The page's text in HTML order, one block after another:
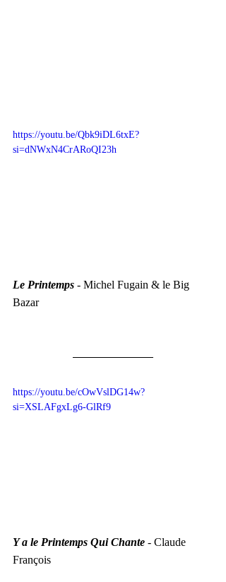
https://youtu.be/Qbk9iDL6txE?
si=dNWxN4CrARoQI23h
Le Printemps - Michel Fugain & le Big
Bazar
https://youtu.be/cOwVslDG14w?
si=XSLAFgxLg6-GlRf9
Y a le Printemps Qui Chante - Claude
François